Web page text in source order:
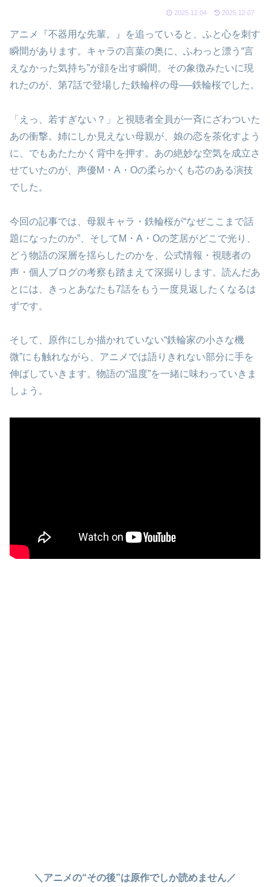
2025.12.04 2025.12.07
アニメ『不器用な先輩。』を追っていると、ふと心を刺す
瞬間があります。キャラの言葉の奥に、ふわっと漂う“言
えなかった気持ち”が顔を出す瞬間。その象徴みたいに現
れたのが、第7話で登場した鉄輪梓の母──鉄輪桜でした。
「えっ、若すぎない？」と視聴者全員が一斉にざわついた
あの衝撃。姉にしか見えない母親が、娘の恋を茶化すよう
に、でもあたたかく背中を押す。あの絶妙な空気を成立さ
せていたのが、声優M・A・Oの柔らかくも芯のある演技
でした。
今回の記事では、母親キャラ・鉄輪桜が“なぜここまで話
題になったのか”、そしてM・A・Oの芝居がどこで光り、
どう物語の深層を揺らしたのかを、公式情報・視聴者の
声・個人ブログの考察も踏まえて深掘りします。読んだあ
とには、きっとあなたも7話をもう一度見返したくなるは
ずです。
そして、原作にしか描かれていない“鉄輪家の小さな機
微”にも触れながら、アニメでは語りきれない部分に手を
伸ばしていきます。物語の“温度”を一緒に味わっていきま
しょう。
＼アニメの“その後”は原作でしか読めません／